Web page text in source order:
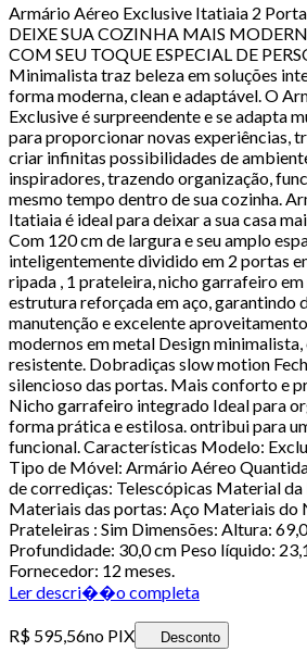
Armário Aéreo Exclusive Itatiaia 2
DEIXE SUA COZINHA MAIS
COM SEU TOQUE ESPECIAL DE
Minimalista traz beleza em soluções
forma moderna, clean e adaptável. O
Exclusive é surpreendente e se adapta
para proporcionar novas experiências,
criar infinitas possibilidades de
inspiradores, trazendo organização,
mesmo tempo dentro de sua cozinha.
Itatiaia é ideal para deixar a sua casa
Com 120 cm de largura e seu amplo
inteligentemente dividido em 2 portas
ripada , 1 prateleira, nicho garrafeiro
estrutura reforçada em aço, garantindo
manutenção e excelente
modernos em metal Design
resistente. Dobradiças slow motion
silencioso das portas. Mais conforto e
Nicho garrafeiro integrado Ideal para
forma prática e estilosa. ontribui para
funcional. Características Modelo:
Tipo de Móvel: Armário Aéreo
de corrediças: Telescópicas Material
Materiais das portas: Aço Materiais do
Prateleiras : Sim Dimensões: Altura:
Profundidade: 30,0 cm Peso líquido:
Fornecedor: 12 meses.
Ler descri��o completa
R$ 595,56no PIX Desconto